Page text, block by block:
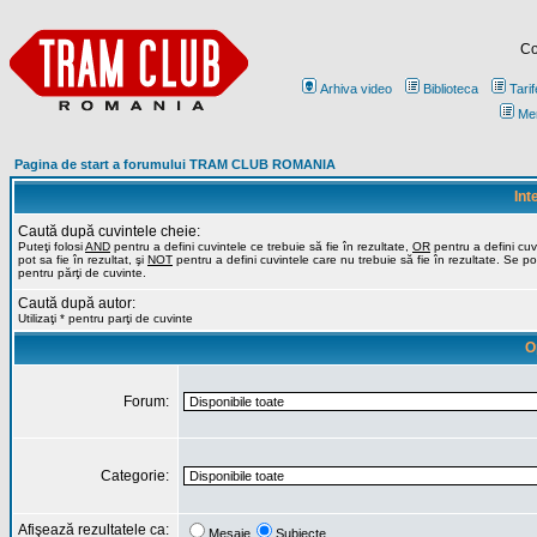
Arhiva video Biblioteca
Pagina de start a forumului TRAM CLUB ROMANIA
Caută după cuvintele cheie:
Puteţi folosiAND pentru a defini cuvintele ce trebuie să fie în rezultate, OR pentru a defini
pot sa fie în rezultat, şi NOT pentru a defini cuvintele care nu trebuie să fie în rezultate. Se
pentru părţi de cuvinte.
Caută după autor:
Utilizaţi * pentru parţi de cuvinte
Forum:
Categorie:
Afişează rezultatele ca: Mesaje Subiecte